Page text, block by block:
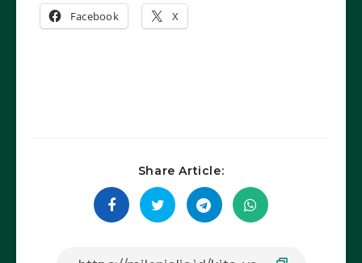
Facebook X
Share Article: